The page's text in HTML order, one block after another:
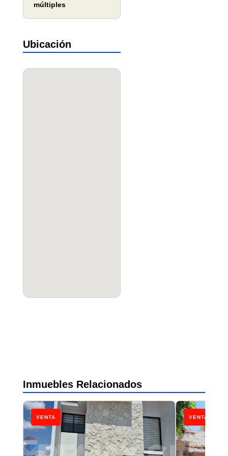
múltiples
Ubicación
Inmuebles Relacionados
VENTA VENTA